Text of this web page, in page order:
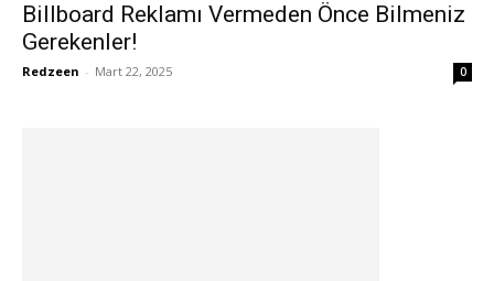
Billboard Reklamı Vermeden Önce Bilmeniz
Gerekenler!
Redzeen - Mart 22, 2025 0